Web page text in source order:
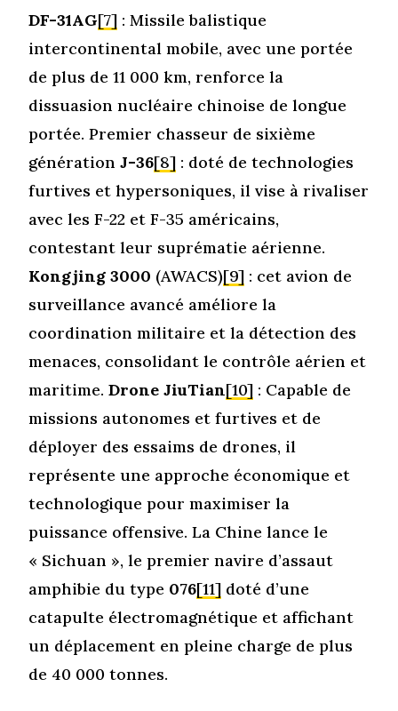
DF-31AG[7] : Missile balistique
intercontinental mobile, avec une portée
de plus de 11 000 km, renforce la
dissuasion nucléaire chinoise de longue
portée. Premier chasseur de sixième
générationJ-36[8] : doté de technologies
furtives et hypersoniques, il vise à rivaliser
avec les F-22 et F-35 américains,
contestant leur suprématie aérienne.
Kongjing 3000 (AWACS)[9] : cet avion de
surveillance avancé améliore la
coordination militaire et la détection des
menaces, consolidant le contrôle aérien et
maritime.Drone JiuTian[10] : Capable de
missions autonomes et furtives et de
déployer des essaims de drones, il
représente une approche économique et
technologique pour maximiser la
puissance offensive. La Chine lance le
« Sichuan », le premier navire d’assaut
amphibie du type 076[11] doté d’une
catapulte électromagnétique et affichant
un déplacement en pleine charge de plus
de 40 000 tonnes.